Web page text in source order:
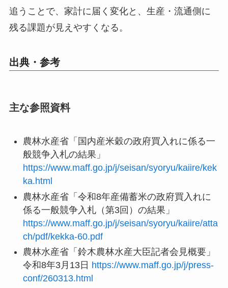
追うことで、家計に届く変化と、生産・流通側に
残る課題が見えやすくなる。
出典・参考
主な参照資料
農林水産省「国内産米穀の政府買入れに係る一
般競争入札の結果」
https://www.maff.go.jp/j/seisan/syoryu/kaiire/kek
ka.html
農林水産省「令和8年産備蓄米の政府買入れに
係る一般競争入札（第3回）の結果」
https://www.maff.go.jp/j/seisan/syoryu/kaiire/atta
ch/pdf/kekka-60.pdf
農林水産省「鈴木農林水産大臣記者会見概要」
令和8年3月13日 https://www.maff.go.jp/j/press-
conf/260313.html